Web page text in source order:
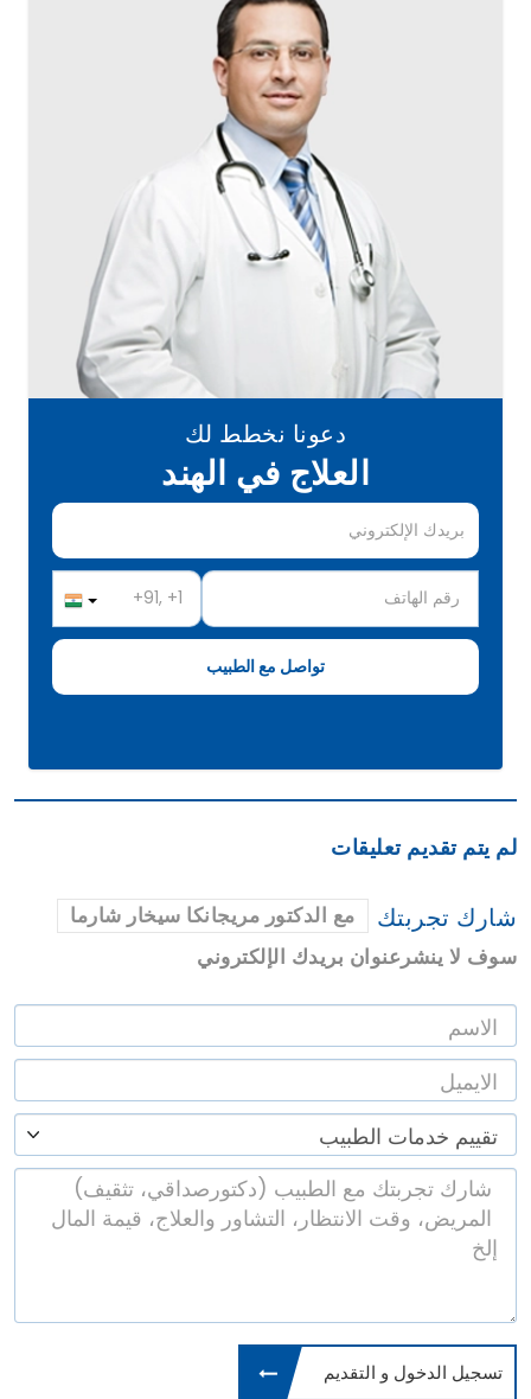
دعونا نخطط لك
العلاج في الهند
لم يتم تقديم تعليقات
شارك تجربتك
مع الدكتور مريجانكا سيخار شارما
سوف لا ينشرعنوان بريدك الإلكتروني
تسجيل الدخول و التقديم